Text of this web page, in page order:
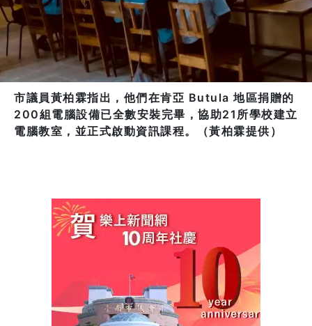
市議員黃柏霖指出，他們在肯亞 Butula 地區捐贈的
200組電腦設備已全數安裝完畢，協助21所學校建立
電腦教室，並正式啟動資訊課程。（黃柏霖提供）